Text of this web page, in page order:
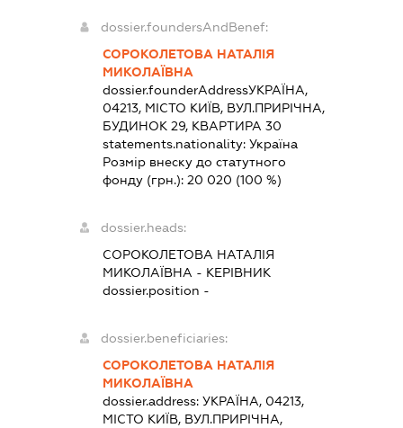
dossier.foundersAndBenef:
СОРОКОЛЕТОВА НАТАЛІЯ
МИКОЛАЇВНА
dossier.founderAddressУКРАЇНА,
04213, МІСТО КИЇВ, ВУЛ.ПРИРІЧНА,
БУДИНОК 29, КВАРТИРА 30
statements.nationality:Україна
Розмір внеску до статутного
фонду (грн.):20 020 (100 %)
dossier.heads:
СОРОКОЛЕТОВА НАТАЛІЯ
МИКОЛАЇВНА - КЕРІВНИК
dossier.position -
dossier.beneficiaries:
СОРОКОЛЕТОВА НАТАЛІЯ
МИКОЛАЇВНА
dossier.address:УКРАЇНА, 04213,
МІСТО КИЇВ, ВУЛ.ПРИРІЧНА,